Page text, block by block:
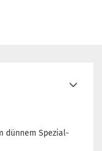
dünnem Spezial-